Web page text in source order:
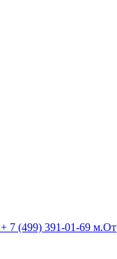
+ 7 (499) 391-01-69